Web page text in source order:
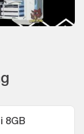
8GB